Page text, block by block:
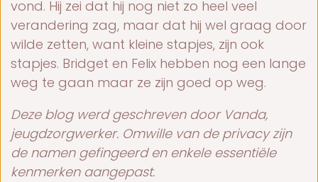
vond. Hij zei dat hij nog niet zo heel veel
verandering zag, maar dat hij wel graag door
wilde zetten, want kleine stapjes, zijn ook
stapjes. Bridget en Felix hebben nog een lange
weg te gaan maar ze zijn goed op weg.
Deze blog werd geschreven door Vanda,
jeugdzorgwerker. Omwille van de privacy zijn
de namen gefingeerd en enkele essentiële
kenmerken aangepast.